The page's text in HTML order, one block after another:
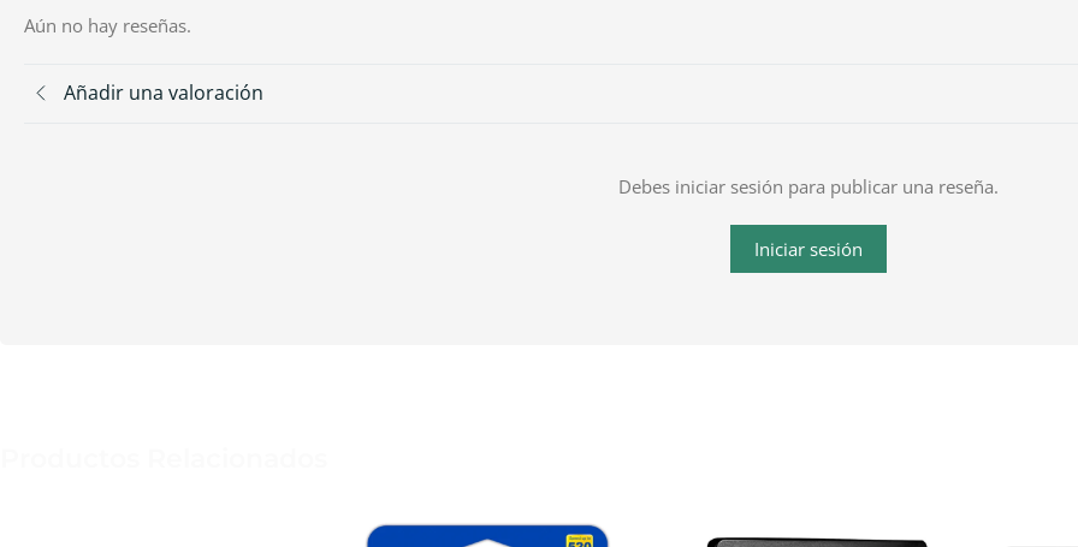
Aún no hay reseñas.
Añadir una valoración
Debes iniciar sesión para publicar una reseña.
Iniciar sesión